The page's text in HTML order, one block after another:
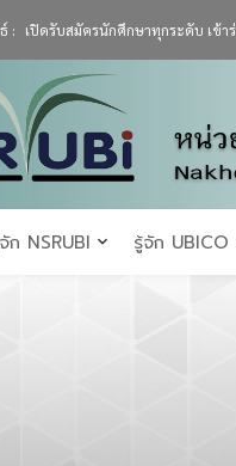
: เปิดรับสมัครนักศึกษาทุกระดับ เข้าร่ว
ก NSRUBI รู้จัก UBICO